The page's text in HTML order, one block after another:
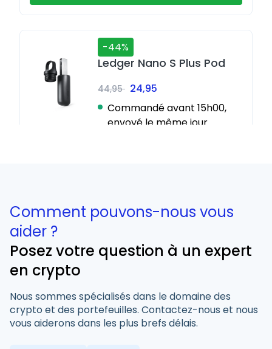
Comment pouvons-nous vous
aider ?
Posez votre question à un expert
en crypto
Nous sommes spécialisés dans le domaine des
crypto et des portefeuilles. Contactez-nous et nous
vous aiderons dans les plus brefs délais.